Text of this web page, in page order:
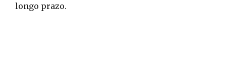
longo prazo.